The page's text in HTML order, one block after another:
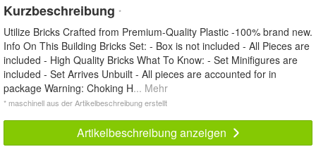
Kurzbeschreibung *
Utilize Bricks Crafted from Premium-Quality Plastic -100% brand new.
Info On This Building Bricks Set: - Box is not included - All Pieces are
included - High Quality Bricks What To Know: - Set Minifigures are
included - Set Arrives Unbuilt - All pieces are accounted for in
package Warning: Choking H... Mehr
* maschinell aus der Artikelbeschreibung erstellt
Artikelbeschreibung anzeigen